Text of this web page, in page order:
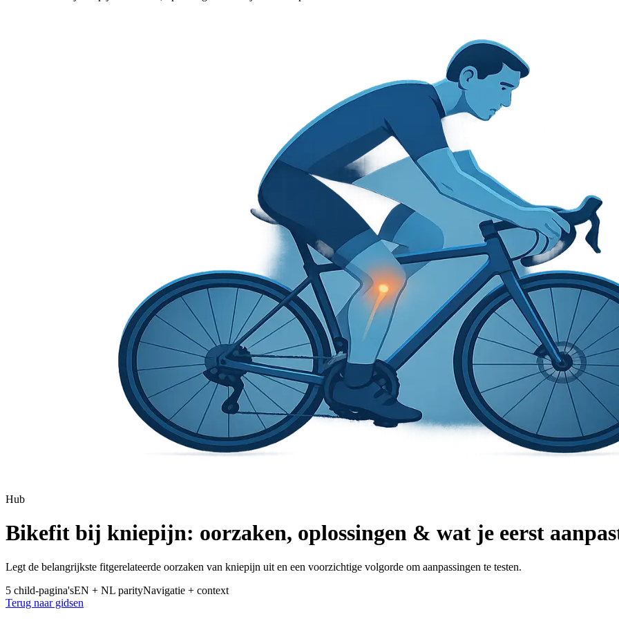
Hub
Bikefit bij kniepijn: oorzaken, oplossingen & wat je eerst
Legt de belangrijkste fitgerelateerde oorzaken van kniepijn uit en een voorzichtige volgorde om aanpassingen te testen.
5 child-pagina'sEN + NL parityNavigatie + context
Terug naar gidsen